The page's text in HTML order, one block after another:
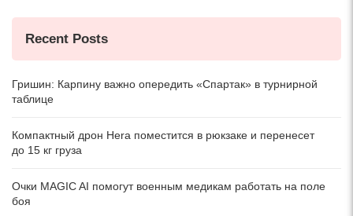
Recent Posts
Гришин: Карпину важно опередить «Спартак» в турнирной
таблице
Компактный дрон Hera поместится в рюкзаке и перенесет
до 15 кг груза
Очки MAGIC AI помогут военным медикам работать на поле
боя